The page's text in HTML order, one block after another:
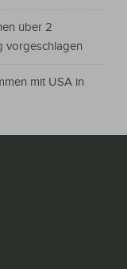
über 2
vorgeschlagen
mit USA in